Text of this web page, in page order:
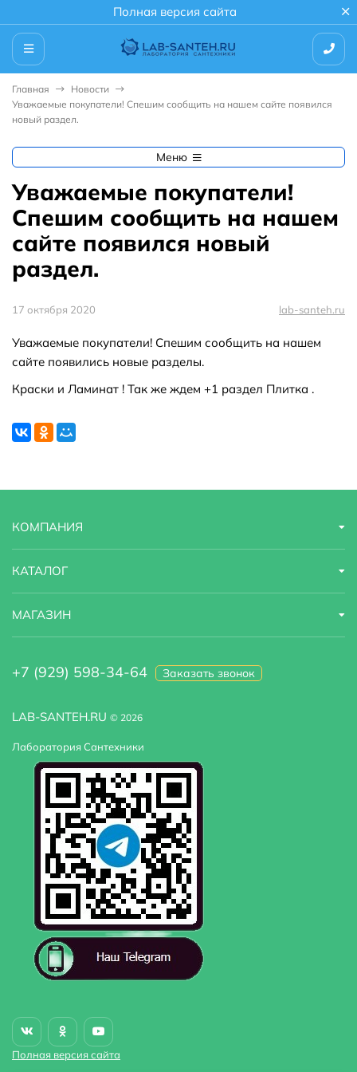
Полная версия сайта
Главная
Новости
Уважаемые покупатели! Спешим сообщить на нашем сайте появился
новый раздел.
Меню
Уважаемые покупатели!
Спешим сообщить на нашем
сайте появился новый
раздел.
17 октября 2020 lab-santeh.ru
Уважаемые покупатели! Спешим сообщить на нашем
сайте появились новые разделы.
Краски и Ламинат ! Так же ждем +1 раздел Плитка .
LAB-SANTEH.RU © 2026
Лаборатория Сантехники
Полная версия сайта
КОМПАНИЯ
КАТАЛОГ
МАГАЗИН
+7 (929) 598-34-64 Заказать звонок